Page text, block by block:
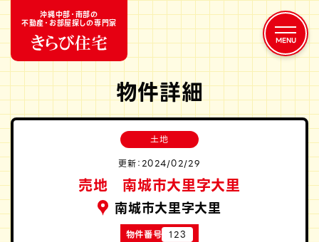
沖縄中部・南部の
不動産・お部屋探しの専門家
物件詳細
土地
更新：2024/02/29
売地 南城市大里字大里
南城市大里字大里
物件番号 123